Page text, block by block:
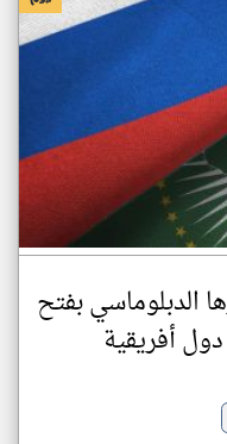
الدبلوماسي بفتح